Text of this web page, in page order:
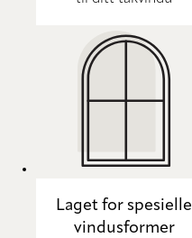
Laget for spesielle
vindusformer